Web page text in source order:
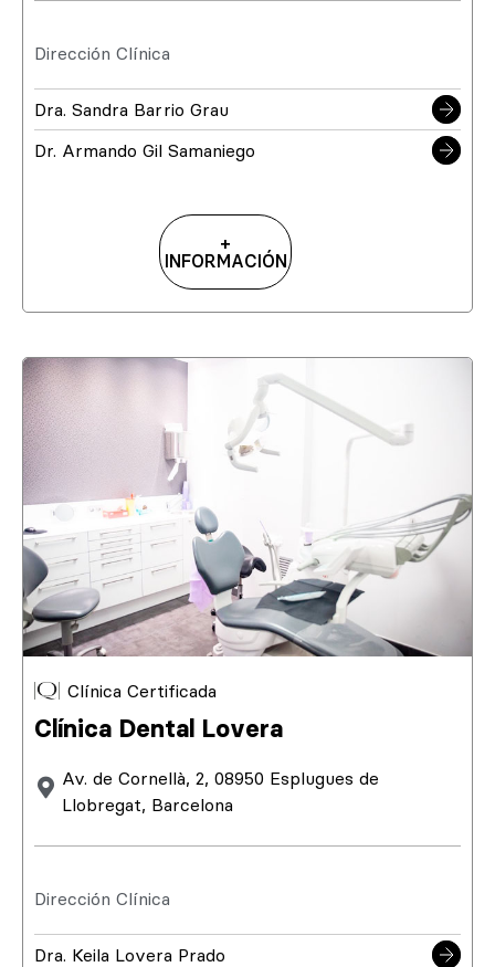
Dirección Clínica
Dra. Sandra Barrio Grau
Dr. Armando Gil Samaniego
+
INFORMACIÓN
Clínica Certificada
Clínica Dental Lovera
Av. de Cornellà, 2, 08950 Esplugues de
Llobregat, Barcelona
Dirección Clínica
Dra. Keila Lovera Prado